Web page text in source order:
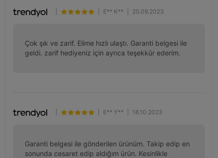
E** K** 25.09.2023
Çok şık ve zarif. Elime hızlı ulaştı. Garanti belgesi ile
geldi. zarif hediyeniz için ayrıca teşekkür ederim.
E** Y** 18.10.2023
Garanti belgesi ile gönderilen ürünüm. Takip edip en
sonunda cesaret edip aldığım ürün. Kesinlikle